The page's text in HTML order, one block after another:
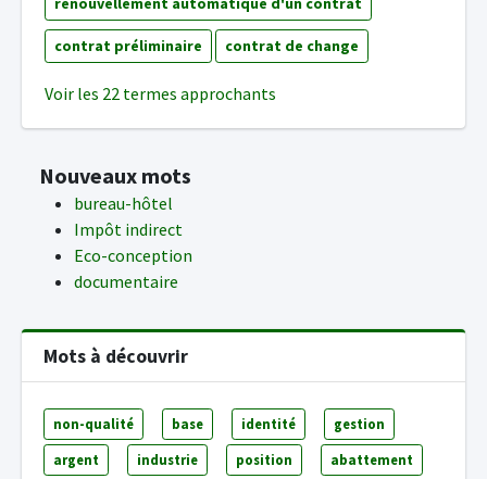
contrat préliminaire contrat de change
Voir les 22 termes approchants
Nouveaux mots
bureau-hôtel
Impôt indirect
Eco-conception
documentaire
Mots à découvrir
non-qualité base identité gestion
argent industrie position abattement